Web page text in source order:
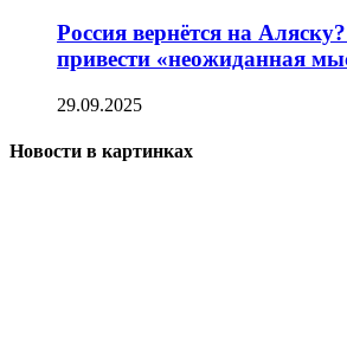
Россия вернётся на
привести «неожиданная
29.09.2025
Новости в картинках